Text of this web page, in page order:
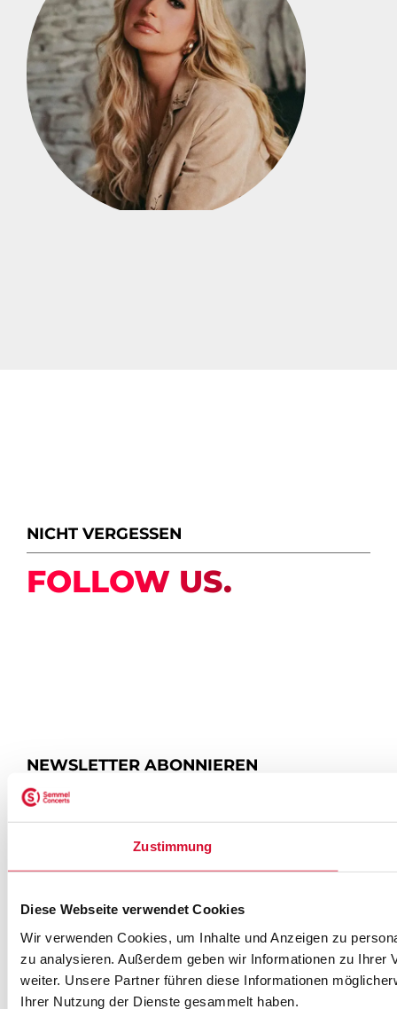
Zustimmung
Diese Webseite verwendet Cookies
Wir verwenden Cookies, um Inhalte und Anzeigen zu
zu analysieren. Außerdem geben wir Informationen zu Ihrer
weiter. Unsere Partner führen diese Informationen
Ihrer Nutzung der Dienste gesammelt haben.
NICHT VERGESSEN
FOLLOW US.
NEWSLETTER ABONNIEREN
SEMMEL @ SOCIAL MEDIA